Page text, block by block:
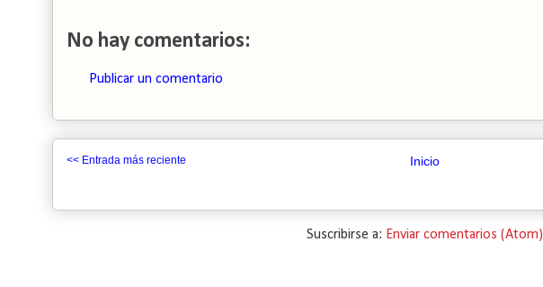
No hay comentarios:
Publicar un comentario
<< Entrada más reciente Inicio
Suscribirse a: Enviar comentarios (Atom)